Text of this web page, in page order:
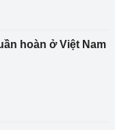
hoàn ở Việt Nam